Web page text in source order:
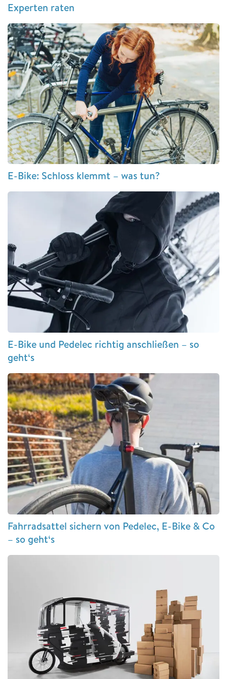
Experten raten
E-Bike: Schloss klemmt – was tun?
E-Bike und Pedelec richtig anschließen – so
geht‘s
Fahrradsattel sichern von Pedelec, E-Bike & Co
– so geht‘s